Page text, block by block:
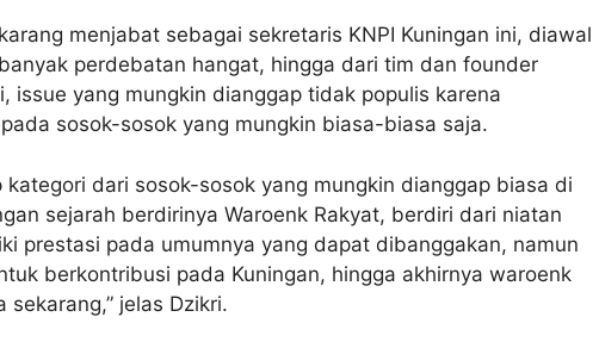
menjabat sebagai sekretaris KNPI Kuningan ini, diawal
perdebatan hangat, hingga dari tim dan founder
issue yang mungkin dianggap tidak populis karena
sosok-sosok yang mungkin biasa-biasa saja.
kategori dari sosok-sosok yang mungkin dianggap biasa di
sejarah berdirinya Waroenk Rakyat, berdiri dari niatan
prestasi pada umumnya yang dapat dibanggakan, namun
berkontribusi pada Kuningan, hingga akhirnya waroenk
jelas Dzikri.